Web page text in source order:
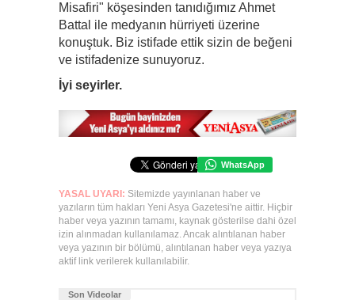
Misafiri" köşesinden tanıdığımız Ahmet
Battal ile medyanın hürriyeti üzerine
konuştuk. Biz istifade ettik sizin de beğeni
ve istifadenize sunuyoruz.
İyi seyirler.
WhatsApp
YASAL UYARI: Sitemizde yayınlanan haber ve
yazıların tüm hakları Yeni Asya Gazetesi'ne aittir. Hiçbir
haber veya yazının tamamı, kaynak gösterilse dahi özel
izin alınmadan kullanılamaz. Ancak alıntılanan haber
veya yazının bir bölümü, alıntılanan haber veya yazıya
aktif link verilerek kullanılabilir.
Son Videolar